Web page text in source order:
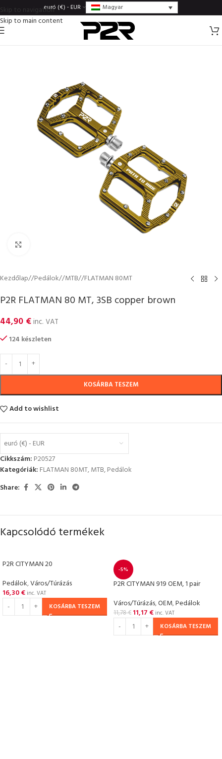
Skip to navigation
Skip to main content
euró (€) - EUR Magyar
Kezdőlap/ Pedálok/ MTB/ FLATMAN 80MT
P2R FLATMAN 80 MT, 3SB copper brown
44,90 €inc. VAT
124 készleten
KOSÁRBA TESZEM
Add to wishlist
euró (€) - EUR
Cikkszám: P20527
Kategóriák: FLATMAN 80MT,MTB,Pedálok
Share:
Kapcsolódó termékek
P2R CITYMAN 20
Pedálok,Város/Túrázás
16,30€ inc. VAT
KOSÁRBA TESZEM
-5%
P2R CITYMAN 919 OEM, 1 pair
Város/Túrázás,OEM,Pedálok
11,78€ 11,17 € inc. VAT
KOSÁRBA TESZEM